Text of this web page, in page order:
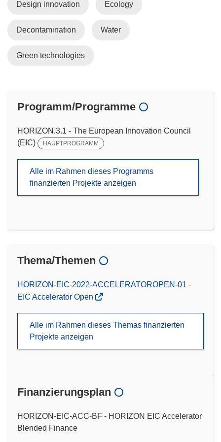
Design innovation Ecology
Decontamination Water
Green technologies
Programm/Programme
HORIZON.3.1 - The European Innovation Council
(EIC)
HAUPTPROGRAMM
Alle im Rahmen dieses Programms
finanzierten Projekte anzeigen
Thema/Themen
HORIZON-EIC-2022-ACCELERATOROPEN-01 -
EIC Accelerator Open
Alle im Rahmen dieses Themas finanzierten
Projekte anzeigen
Finanzierungsplan
HORIZON-EIC-ACC-BF - HORIZON EIC Accelerator
Blended Finance